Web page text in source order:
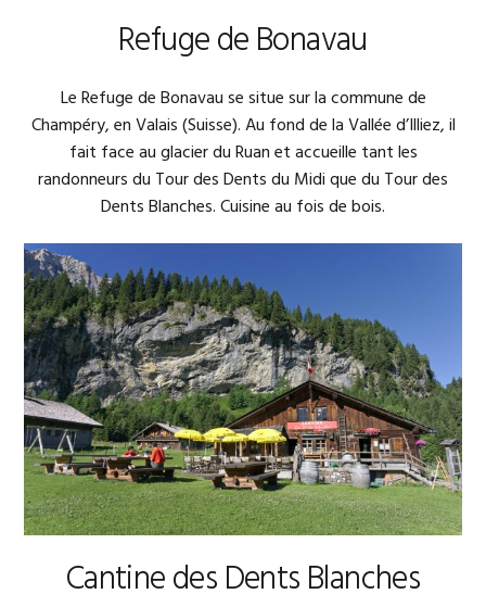
Refuge de Bonavau
Le Refuge de Bonavau se situe sur la commune de
Champéry, en Valais (Suisse). Au fond de la Vallée d’Illiez, il
fait face au glacier du Ruan et accueille tant les
randonneurs du Tour des Dents du Midi que du Tour des
Dents Blanches. Cuisine au fois de bois.
Cantine des Dents Blanches